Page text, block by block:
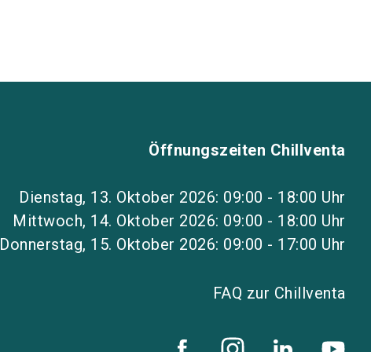
Öffnungszeiten Chillventa
Dienstag, 13. Oktober 2026: 09:00 - 18:00 Uhr
Mittwoch, 14. Oktober 2026: 09:00 - 18:00 Uhr
Donnerstag, 15. Oktober 2026: 09:00 - 17:00 Uhr
FAQ zur Chillventa